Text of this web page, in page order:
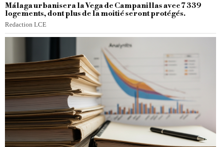
Málaga urbanisera la Vega de Campanillas avec 7 339
logements, dont plus de la moitié seront protégés.
Redaction LCE